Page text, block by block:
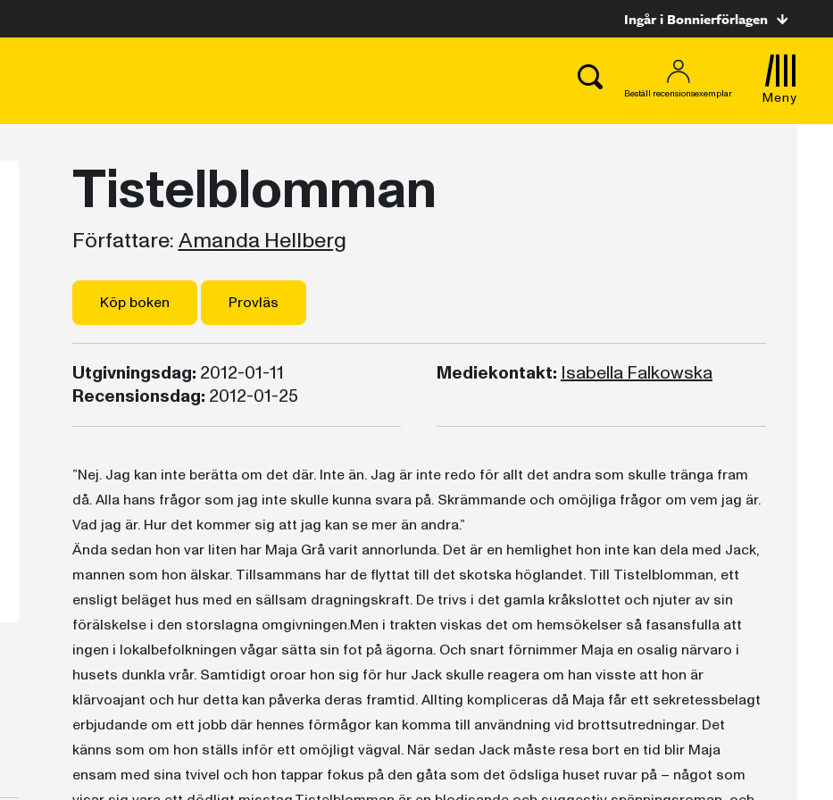
Ingår i Bonnierförlagen
Beställ recensionsexemplar Meny
Tistelblomman
Författare:Amanda Hellberg
Köp boken Provläs
Utgivningsdag: 2012-01-11
Recensionsdag: 2012-01-25
Mediekontakt:Isabella Falkowska
”Nej. Jag kan inte berätta om det där. Inte än. Jag är inte redo för allt det andra som skulle tränga fram
då. Alla hans frågor som jag inte skulle kunna svara på. Skrämmande och omöjliga frågor om vem jag är.
Vad jag är. Hur det kommer sig att jag kan se mer än andra.”
Ända sedan hon var liten har Maja Grå varit annorlunda. Det är en hemlighet hon inte kan dela med Jack,
mannen som hon älskar. Tillsammans har de flyttat till det skotska höglandet. Till Tistelblomman, ett
ensligt beläget hus med en sällsam dragningskraft. De trivs i det gamla kråkslottet och njuter av sin
förälskelse i den storslagna omgivningen.Men i trakten viskas det om hemsökelser så fasansfulla att
ingen i lokalbefolkningen vågar sätta sin fot på ägorna. Och snart förnimmer Maja en osalig närvaro i
husets dunkla vrår. Samtidigt oroar hon sig för hur Jack skulle reagera om han visste att hon är
klärvoajant och hur detta kan påverka deras framtid. Allting kompliceras då Maja får ett sekretessbelagt
erbjudande om ett jobb där hennes förmågor kan komma till användning vid brottsutredningar. Det
känns som om hon ställs inför ett omöjligt vägval. När sedan Jack måste resa bort en tid blir Maja
ensam med sina tvivel och hon tappar fokus på den gåta som det ödsliga huset ruvar på – något som